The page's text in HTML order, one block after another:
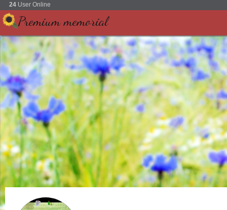
24 User Online
Premium memorial